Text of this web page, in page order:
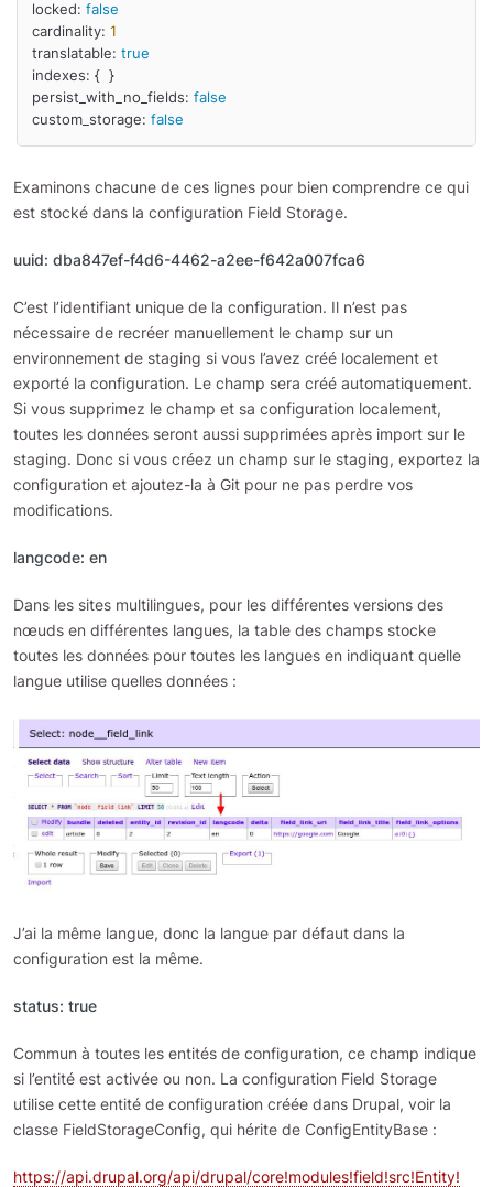
locked: false
cardinality: 1
translatable: true
indexes: {  }
persist_with_no_fields: false
custom_storage: false
Examinons chacune de ces lignes pour bien comprendre ce qui
est stocké dans la configuration Field Storage.
uuid: dba847ef-f4d6-4462-a2ee-f642a007fca6
C’est l’identifiant unique de la configuration. Il n’est pas
nécessaire de recréer manuellement le champ sur un
environnement de staging si vous l’avez créé localement et
exporté la configuration. Le champ sera créé automatiquement.
Si vous supprimez le champ et sa configuration localement,
toutes les données seront aussi supprimées après import sur le
staging. Donc si vous créez un champ sur le staging, exportez la
configuration et ajoutez-la à Git pour ne pas perdre vos
modifications.
langcode: en
Dans les sites multilingues, pour les différentes versions des
nœuds en différentes langues, la table des champs stocke
toutes les données pour toutes les langues en indiquant quelle
langue utilise quelles données :
J’ai la même langue, donc la langue par défaut dans la
configuration est la même.
status: true
Commun à toutes les entités de configuration, ce champ indique
si l’entité est activée ou non. La configuration Field Storage
utilise cette entité de configuration créée dans Drupal, voir la
classe FieldStorageConfig, qui hérite de ConfigEntityBase :
https://api.drupal.org/api/drupal/core!modules!field!src!Entity!